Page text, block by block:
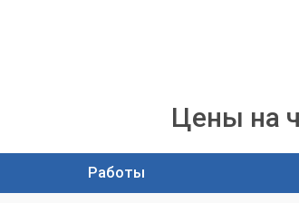
чистки
даже при небольших нагрузках.
и работают постоянно.
заметно снизилась
Цены на
Работы